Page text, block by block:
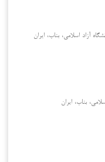
آزاد اسلامی، بناب، ایران
بناب، ایران